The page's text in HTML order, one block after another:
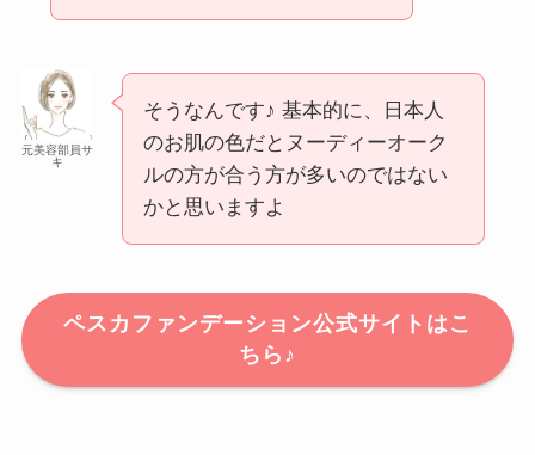
元美容部員サ
キ
そうなんです♪ 基本的に、日本人
のお肌の色だとヌーディーオーク
ルの方が合う方が多いのではない
かと思いますよ
ペスカファンデーション公式サイトはこ
ちら♪